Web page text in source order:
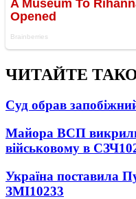
ЧИТАЙТЕ
Суд обрав
Майора ВСП
військовому в СЗЧ
Україна поставила
ЗМІ10233